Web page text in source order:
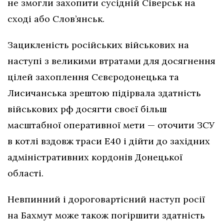
не змогли захопити сусідній Сіверськ на
сході або Слов’янськ.
Зацикленість російських військових на
наступі з великими втратами для досягнення
цілей захоплення Сєвєродонецька та
Лисичанська зрештою підірвала здатність
військових рф досягти своєї більш
масштабної оперативної мети — оточити ЗСУ
в котлі вздовж траси Е40 і дійти до західних
адміністративних кордонів Донецької
області.
Невпинний і дороговартісний наступ росії
на Бахмут може також погіршити здатність